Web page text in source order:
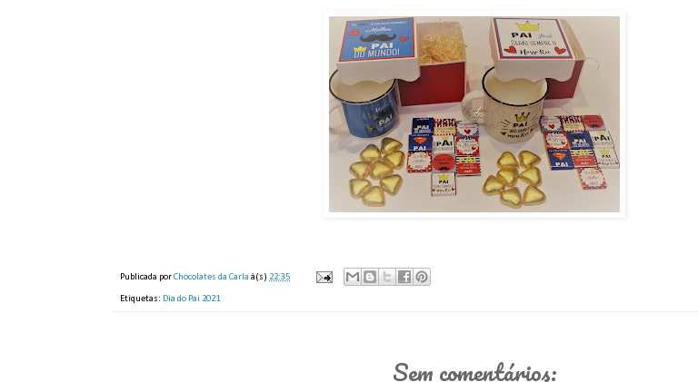
Publicada porChocolates da Carla à(s) 22:35
Etiquetas: Dia do Pai 2021
Sem comentários: